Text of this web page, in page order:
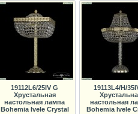
19112L6/25IV G
Хрустальная
настольная лампа
Bohemia Ivele Crystal
19113L4/H/
настольная
Bohemia Ivele